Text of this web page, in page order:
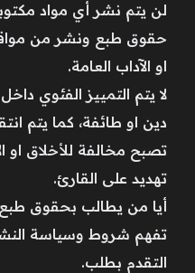
لن يتم نشر أي مواد
حقوق طبع ونشر من
او الآداب العامة.
لا يتم التمييز الفئوي
دين او طائفة، كما يتم
تصبح مخالفة للأخلاق او
تهديد على القارئ.
أيا من يطالب بحقوق
تفهم شروط وسياسة
التقدم بطلب.